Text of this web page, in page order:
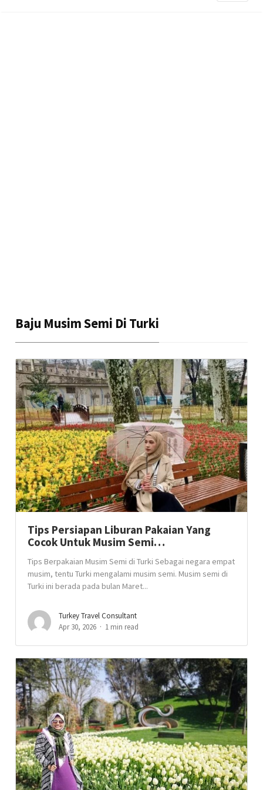
Baju Musim Semi Di Turki
Tips Persiapan Liburan Pakaian Yang
Cocok Untuk Musim Semi…
Tips Berpakaian Musim Semi di Turki Sebagai negara empat
musim, tentu Turki mengalami musim semi. Musim semi di
Turki ini berada pada bulan Maret...
Turkey Travel Consultant
Apr 30, 2026
1 min read